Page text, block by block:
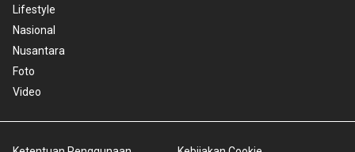
Lifestyle
Nasional
Nusantara
Foto
Video